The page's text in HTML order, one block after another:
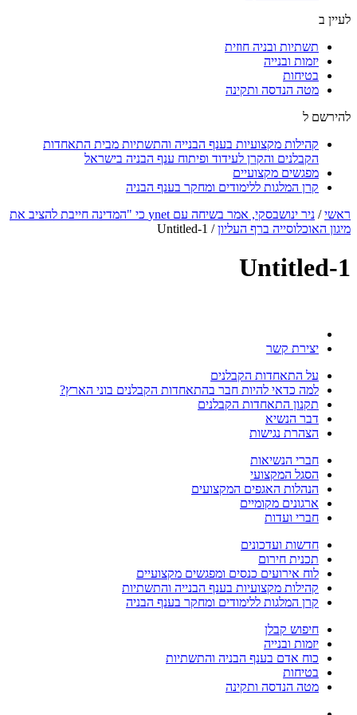
לעיין ב
תשתיות ובניה חוזית
יזמות ובנייה
בטיחות
מטה הנדסה ותקינה
להירשם ל
קהילות מקצועיות בענף הבנייה והתשתיות מבית התאחדות
הקבלנים והקרן לעידוד ופיתוח ענף הבניה בישראל
מפגשים מקצועיים
קרן המלגות ללימודים ומחקר בענף הבניה
ראשי/
ניר ינושבסקי, אמר בשיחה עם ynet כי "המדינה חייבת להציב את
מיגון האוכלוסייה ברף העליון/
Untitled-1
Untitled-1
יצירת קשר
על התאחדות הקבלנים
למה כדאי להיות חבר בהתאחדות הקבלנים בוני הארץ?
תקנון התאחדות הקבלנים
דבר הנשיא
הצהרת נגישות
חברי הנשיאות
הסגל המקצועי
הנהלות האגפים המקצועים
ארגונים מקומיים
חברי ועדות
חדשות ועדכונים
תכנית חירום
לוח אירועים כנסים ומפגשים מקצועיים
קהילות מקצועיות בענף הבנייה והתשתיות
קרן המלגות ללימודים ומחקר בענף הבניה
חיפוש קבלן
יזמות ובנייה
כוח אדם בענף הבניה והתשתיות
בטיחות
מטה הנדסה ותקינה